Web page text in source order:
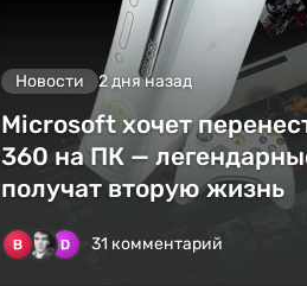
Новости 2 дня назад
Microsoft хочет
360 на ПК —
получат вторую жизнь
31 комментарий